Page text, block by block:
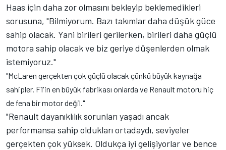
Haas için daha zor olmasını bekleyip beklemedikleri
sorusuna, "Bilmiyorum. Bazı takımlar daha düşük güce
sahip olacak. Yani birileri gerilerken, birileri daha güçlü
motora sahip olacak ve biz geriye düşenlerden olmak
istemiyoruz."
"McLaren gerçekten çok güçlü olacak çünkü büyük kaynağa
sahipler. F1'in en büyük fabrikası onlarda ve Renault motoru hiç
de fena bir motor değil."
"Renault dayanıklılık sorunları yaşadı ancak
performansa sahip oldukları ortadaydı, seviyeler
gerçekten çok yüksek. Oldukça iyi gelişiyorlar ve bence